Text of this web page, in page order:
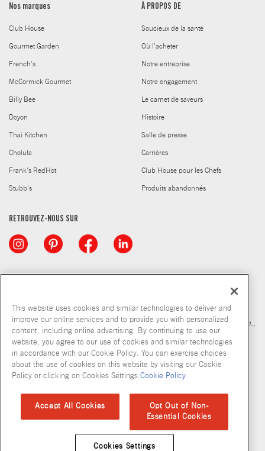
Nos marques
Club House
Gourmet Garden
French's
McCormick Gourmet
Billy Bee
Doyon
Thai Kitchen
Cholula
Frank's RedHot
Stubb's
À PROPOS DE
Soucieux de la santé
Où l'acheter
Notre entreprise
Notre engagement
Le carnet de saveurs
Histoire
Salle de presse
Carrières
Club House pour les Chefs
Produits abandonnés
RETROUVEZ-NOUS SUR
© McCormick & Company, Inc. 2026
*Source : Nielsen MarketTrack, marché québécois des épic., pharm.,
gr. surf., entr. et grossistes, période de 52 semaines se terminant le
29 janvier 2022, total des assaisonnements pour
grillades = marinades + assaisonnements BBQ + sauce BBQ.
Politique en matiere de fichiers temoins
Plan du site
Normes d'accessibilité
This website uses cookies and similar technologies to deliver and
improve our online services and to provide you with personalized
content, including online advertising. By continuing to use our
website, you agree to our use of cookies and similar technologies
in accordance with our Cookie Policy. You can exercise choices
about the use of cookies on this website by visiting our Cookie
Policy or clicking on Cookies Settings.Cookie Policy
Accept All Cookies
Opt Out of Non-
Essential Cookies
Cookies Settings